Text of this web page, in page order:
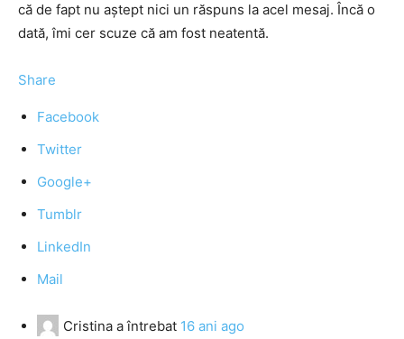
că de fapt nu aştept nici un răspuns la acel mesaj. Încă o
dată, îmi cer scuze că am fost neatentă.
Share
Facebook
Twitter
Google+
Tumblr
LinkedIn
Mail
Cristina a întrebat 16 ani ago